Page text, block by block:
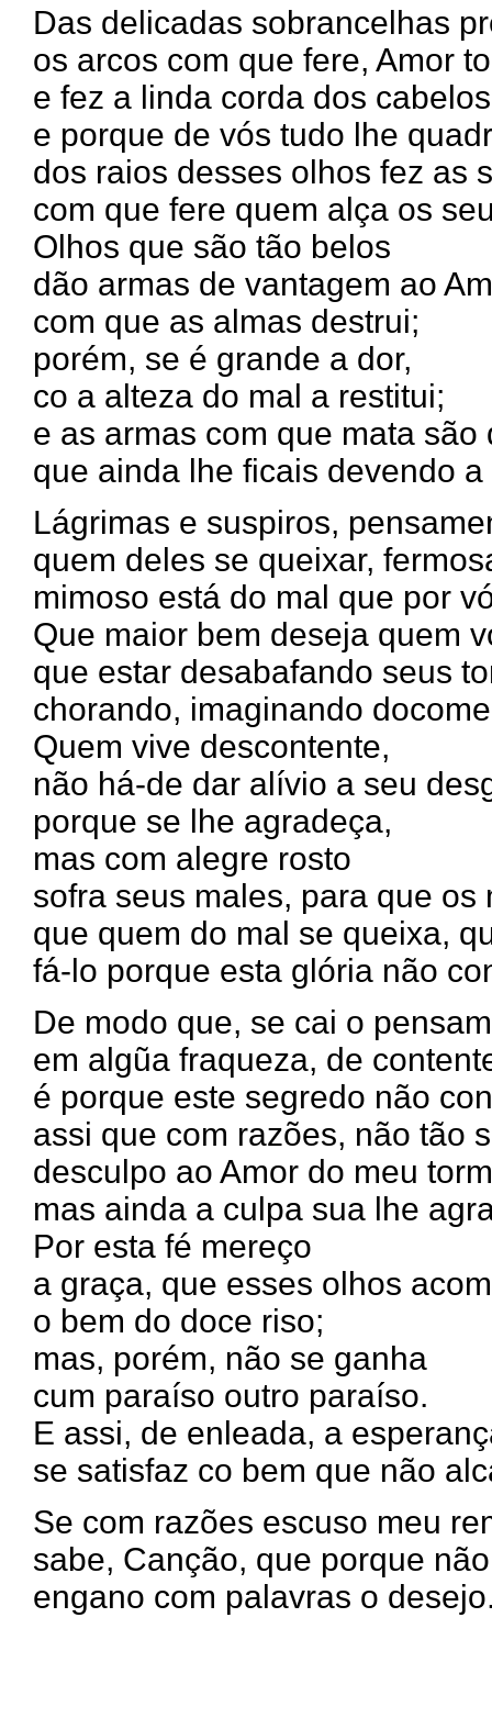
Das delicadas sobrancelhas
os arcos com que fere, Amor
e fez a linda corda dos
e porque de vós tudo lhe
dos raios desses olhos fez as
com que fere quem alça os
Olhos que são tão belos
dão armas de vantagem ao
com que as almas destrui;
porém, se é grande a dor,
co a alteza do mal a restitui;
e as armas com que mata são
que ainda lhe ficais devendo a
Lágrimas e suspiros,
quem deles se queixar,
mimoso está do mal que por
Que maior bem deseja quem
que estar desabafando seus
chorando, imaginando
Quem vive descontente,
não há-de dar alívio a seu
porque se lhe agradeça,
mas com alegre rosto
sofra seus males, para que os
que quem do mal se queixa,
fá-lo porque esta glória não
De modo que, se cai o
em algũa fraqueza, de
é porque este segredo não
assi que com razões, não tão
desculpo ao Amor do meu
mas ainda a culpa sua lhe
Por esta fé mereço
a graça, que esses olhos
o bem do doce riso;
mas, porém, não se ganha
cum paraíso outro paraíso.
E assi, de enleada, a
se satisfaz co bem que não
Se com razões escuso meu
sabe, Canção, que porque
engano com palavras o